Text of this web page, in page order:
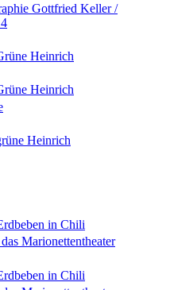
Gottfried Keller /
Heinrich
Heinrich
Heinrich
in Chili
Marionettentheater
in Chili